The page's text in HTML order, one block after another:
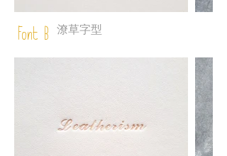
Font B 潦草字型